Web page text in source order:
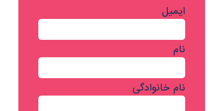
ایمیل
نام
نام خانوادگی